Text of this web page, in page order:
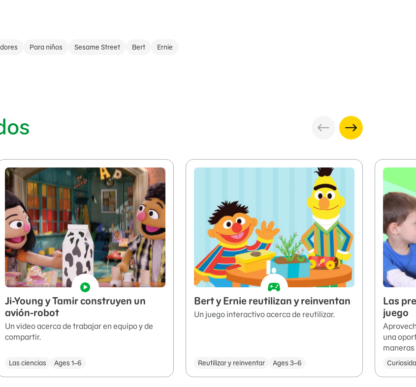
Para niños Sesame Street Bert Ernie
Ji-Young y Tamir construyen un
avión-robot
Un video acerca de trabajar en equipo y de
compartir.
Las ciencias Ages 1–6
Bert y Ernie reutilizan y reinventan
Un juego interactivo acerca de reutilizar.
Reutilizar y reinventar Ages 3–6
Las
juego
una
maneras